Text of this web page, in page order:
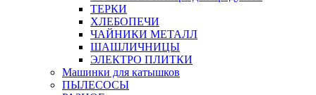
ТЕРКИ
ХЛЕБОПЕЧИ
ЧАЙНИКИ МЕТАЛЛ
ШАШЛИЧНИЦЫ
ЭЛЕКТРО ПЛИТКИ
Машинки для катышков
ПЫЛЕСОСЫ